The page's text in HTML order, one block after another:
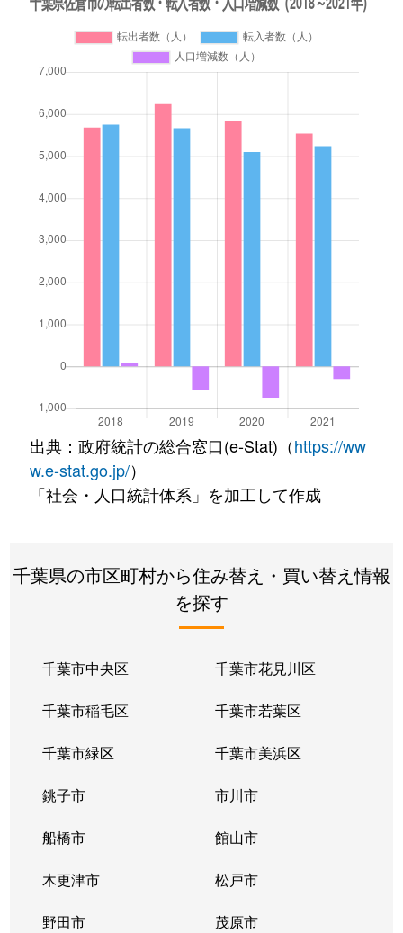
出典：政府統計の総合窓口(e-Stat)（https://ww
w.e-stat.go.jp/）
「社会・人口統計体系」を加工して作成
千葉県の市区町村から住み替え・買い替え情報
を探す
千葉市中央区 千葉市花見川区
千葉市稲毛区 千葉市若葉区
千葉市緑区 千葉市美浜区
銚子市 市川市
船橋市 館山市
木更津市 松戸市
野田市 茂原市